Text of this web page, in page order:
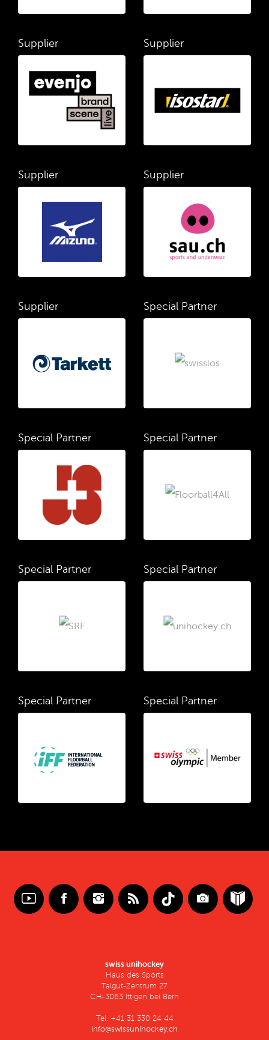
Supplier Supplier
Supplier Supplier
Supplier Special Partner
Special Partner Special Partner
Special Partner Special Partner
Special Partner Special Partner
swiss unihockey
Haus des Sports
Talgut-Zentrum 27
CH-3063 Ittigen bei Bern
Tel. +41 31 330 24 44
info@swissunihockey.ch